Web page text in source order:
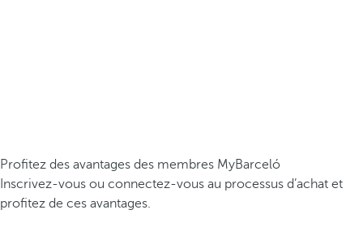
Profitez des avantages des membres MyBarceló
Inscrivez-vous ou connectez-vous au processus d’achat et
profitez de ces avantages.